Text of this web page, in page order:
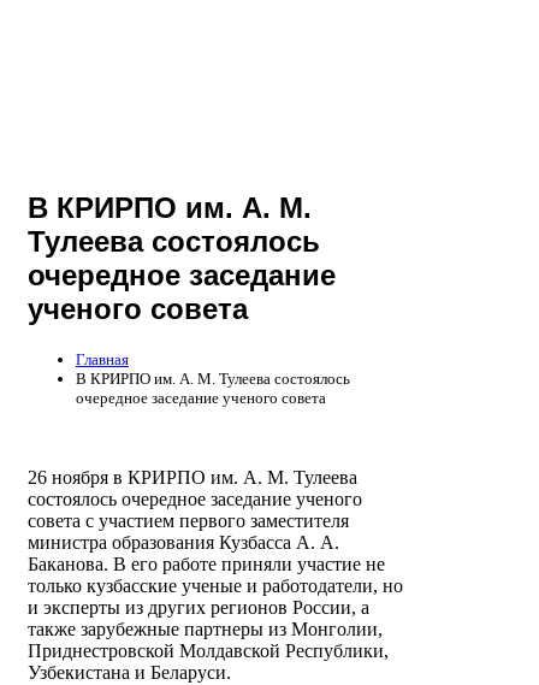
В КРИРПО им. А. М.
Тулеева состоялось
очередное заседание
ученого совета
Главная
В КРИРПО им. А. М. Тулеева состоялось
очередное заседание ученого совета
26 ноября в КРИРПО им. А. М. Тулеева
состоялось очередное заседание ученого
совета с участием первого заместителя
министра образования Кузбасса А. А.
Баканова. В его работе приняли участие не
только кузбасские ученые и работодатели, но
и эксперты из других регионов России, а
также зарубежные партнеры из Монголии,
Приднестровской Молдавской Республики,
Узбекистана и Беларуси.